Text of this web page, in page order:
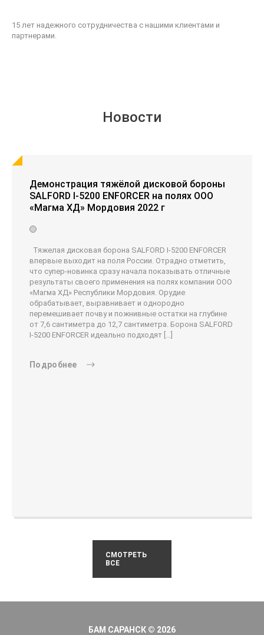
15 лет надежного сотрудничества с нашими клиентами и
партнерами.
Новости
Демонстрация тяжёлой дисковой бороны
SALFORD I-5200 ENFORCER на полях ООО
«Магма ХД» Мордовия 2022 г
Тяжелая дисковая борона SALFORD I-5200 ENFORCER
впервые выходит на поля России. Отрадно отметить,
что супер-новинка сразу начала показывать отличные
результаты своего применения на полях компании ООО
«Магма ХД» Республики Мордовия. Орудие
обрабатывает, выравнивает и однородно
перемешивает почву и пожнивные остатки на глубине
от 7,6 сантиметра до 12,7 сантиметра. Борона SALFORD
I-5200 ENFORCER идеально подходят […]
Подробнее
СМОТРЕТЬ
ВСЕ
БАМ САРАНСК © 2026